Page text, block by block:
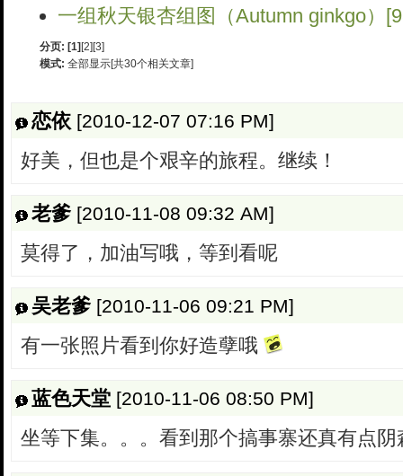
一组秋天银杏组图（Autumn ginkgo）
分页: [1] [2] [3]
模式: 全部显示[共30个相关文章]
恋依 [2010-12-07 07:16 PM]
好美，但也是个艰辛的旅程。继续！
老爹 [2010-11-08 09:32 AM]
莫得了，加油写哦，等到看呢
吴老爹 [2010-11-06 09:21 PM]
有一张照片看到你好造孽哦
蓝色天堂 [2010-11-06 08:50 PM]
坐等下集。。。看到那个搞事寨还真有点阴